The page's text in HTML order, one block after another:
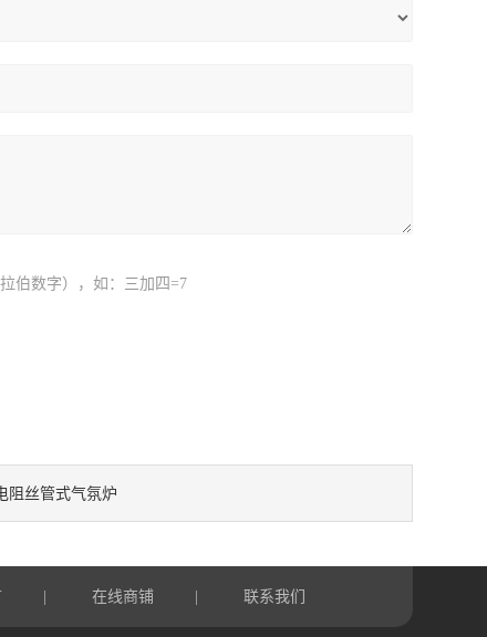
伯数字），如：三加四=7
阻丝管式气氛炉
在线商铺 联系我们